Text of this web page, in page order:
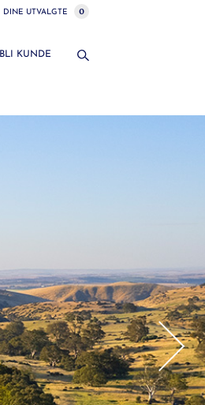
DINE UTVALGTE 0
BLI KUNDE